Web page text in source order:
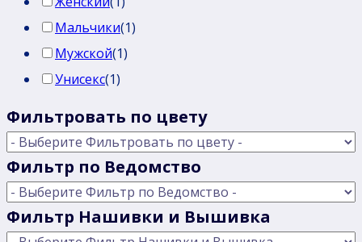
Мальчики(1)
Мужской(1)
Унисекс(1)
Фильтровать по цвету
Фильтр по Ведомство
Фильтр Нашивки и Вышивка